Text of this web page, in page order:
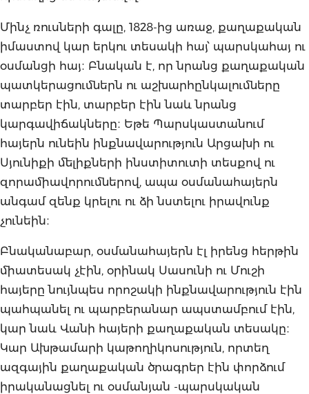
Մինչ ռուսների գալը, 1828-ից առաջ, քաղաքական
իմաստով կար երկու տեսակի հայ՝ պարսկահայ ու
օսմանցի հայ։ Բնական է, որ նրանց քաղաքական
պատկերացումներն ու աշխարհընկալումները
տարբեր էին, տարբեր էին նաև նրանց
կարգավիճակները։ Եթե Պարսկաստանում
հայերն ունեին ինքնավարություն Արցախի ու
Սյունիքի մելիքների ինստիտուտի տեսքով ու
զորամիավորումներով, ապա օսմանահայերն
անգամ զենք կրելու ու ձի նստելու իրավունք
չունեին։
Բնականաբար, օսմանահայերն էլ իրենց հերթին
միատեսակ չէին, օրինակ Սասունի ու Մուշի
հայերը նույնպես որոշակի ինքնավարություն էին
պահպանել ու պարբերանար ապստամբում էին,
կար նաև Վանի հայերի քաղաքական տեսակը։
Կար Ախթամարի կաթողիկոսություն, որտեղ
ազգային քաղաքական ծրագրեր էին փորձում
իրականացնել ու օսմանյան -պարսկական